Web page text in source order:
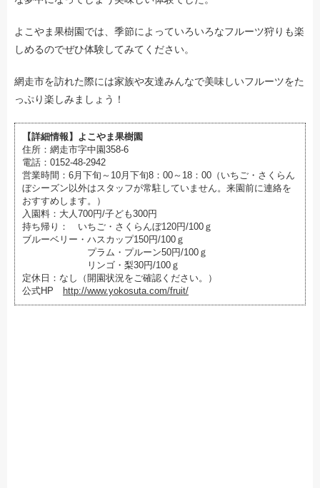
よこやま果樹園では、季節によっていろいろなフルーツ狩りも楽
しめるのでぜひ体験してみてください。
網走市を訪れた際には家族や友達みんなで美味しいフルーツをた
っぷり楽しみましょう！
【詳細情報】よこやま果樹園
住所：網走市字中園358-6
電話：0152-48-2942
営業時間：6月下旬～10月下旬8：00～18：00（いちご・さくらん
ぼシーズン以外はスタッフが常駐していません。来園前に連絡を
おすすめします。）
入園料：大人700円/子ども300円
持ち帰り： いちご・さくらんぼ120円/100ｇ
ブルーベリー・ハスカップ150円/100ｇ
プラム・プルーン50円/100ｇ
リンゴ・梨30円/100ｇ
定休日：なし（開園状況をご確認ください。）
公式HP
http://www.yokosuta.com/fruit/